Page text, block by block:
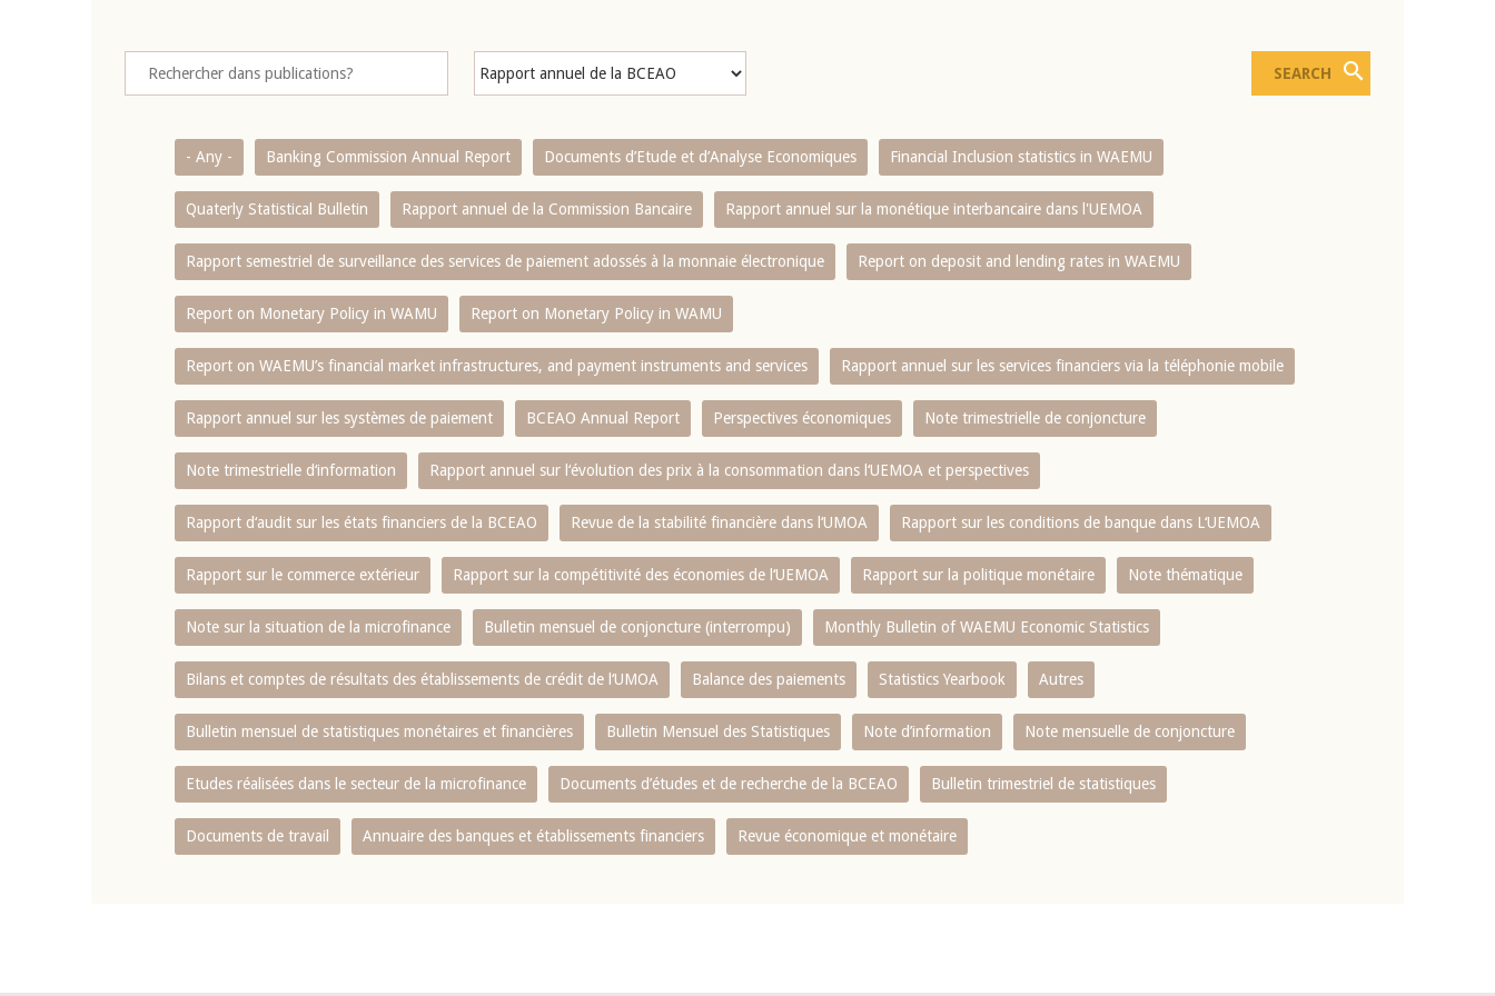
- Any - Banking Commission Annual Report Documents d’Etude et d’Analyse Economiques Financial Inclusion statistics in WAEMU
Quaterly Statistical Bulletin Rapport annuel de la Commission Bancaire Rapport annuel sur la monétique interbancaire dans l'UEMOA
Rapport semestriel de surveillance des services de paiement adossés à la monnaie électronique Report on deposit and lending rates in WAEMU
Report on Monetary Policy in WAMU Report on Monetary Policy in WAMU
Report on WAEMU’s financial market infrastructures, and payment instruments and services Rapport annuel sur les services financiers via la téléphonie mobile
Rapport annuel sur les systèmes de paiement BCEAO Annual Report Perspectives économiques Note trimestrielle de conjoncture
Note trimestrielle d‘information Rapport annuel sur l‘évolution des prix à la consommation dans l‘UEMOA et perspectives
Rapport d‘audit sur les états financiers de la BCEAO Revue de la stabilité financière dans l‘UMOA Rapport sur les conditions de banque dans L‘UEMOA
Rapport sur le commerce extérieur Rapport sur la compétitivité des économies de l‘UEMOA Rapport sur la politique monétaire Note thématique
Note sur la situation de la microfinance Bulletin mensuel de conjoncture (interrompu) Monthly Bulletin of WAEMU Economic Statistics
Bilans et comptes de résultats des établissements de crédit de l‘UMOA Balance des paiements Statistics Yearbook Autres
Bulletin mensuel de statistiques monétaires et financières Bulletin Mensuel des Statistiques Note d’information Note mensuelle de conjoncture
Etudes réalisées dans le secteur de la microfinance Documents d’études et de recherche de la BCEAO Bulletin trimestriel de statistiques
Documents de travail Annuaire des banques et établissements financiers Revue économique et monétaire